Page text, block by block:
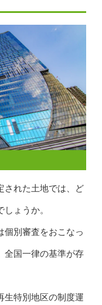
された土地では、ど
ょうか。
個別審査をおこなっ
全国一律の基準が存
生特別地区の制度運